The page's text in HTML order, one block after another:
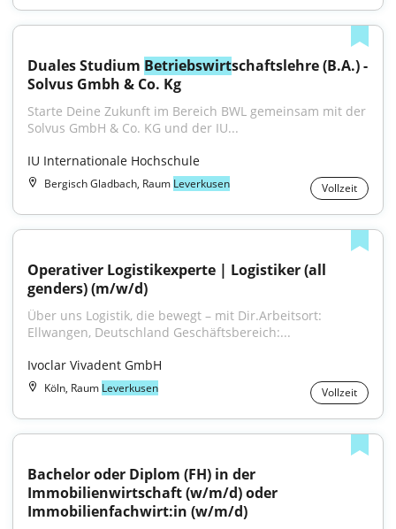
Duales Studium Betriebswirtschaftslehre (B.A.) -
Solvus Gmbh & Co. Kg
Starte Deine Zukunft im Bereich BWL gemeinsam mit der
Solvus GmbH & Co. KG und der IU...
IU Internationale Hochschule
Bergisch Gladbach, Raum Leverkusen Vollzeit
Operativer Logistikexperte | Logistiker (all
genders) (m/w/d)
Über uns Logistik, die bewegt – mit Dir.Arbeitsort:
Ellwangen, Deutschland Geschäftsbereich:...
Ivoclar Vivadent GmbH
Köln, Raum Leverkusen Vollzeit
Bachelor oder Diplom (FH) in der
Immobilienwirtschaft (w/m/d) oder
Immobilienfachwirt:in (w/m/d)